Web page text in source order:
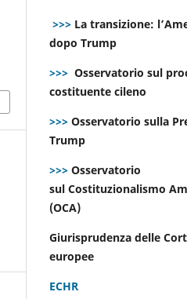
>>> La transizione:
dopo Trump
>>> Osservatorio sul
costituente cileno
>>> Osservatorio sulla
Trump
>>> Osservatorio
sul Costituzionalismo
(OCA)
Giurisprudenza delle
europee
ECHR